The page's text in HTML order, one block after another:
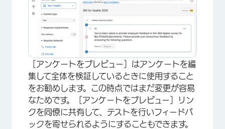
［アンケートをプレビュー］はアンケートを編
集して全体を検証しているときに使用すること
をお勧めします。この時点ではまだ変更が容易
なためです。［アンケートをプレビュー］リン
クを同僚に共有して、テストを行いフィードバ
ックを寄せられるようにすることもできます。